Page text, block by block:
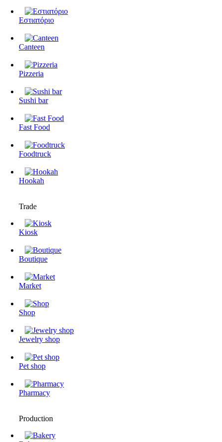
Εστιατόριο
Canteen
Pizzeria
Sushi bar
Fast Food
Foodtruck
Hookah
Trade
Kiosk
Boutique
Market
Shop
Jewelry shop
Pet shop
Pharmacy
Production